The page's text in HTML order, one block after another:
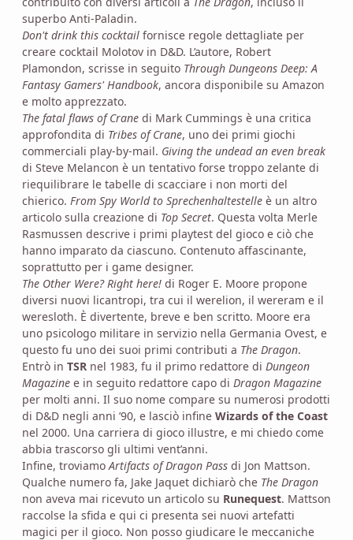
superbo Anti-Paladin.
Don't drink this cocktail fornisce regole dettagliate per
creare cocktail Molotov in D&D. L’autore, Robert
Plamondon, scrisse in seguito Through Dungeons Deep: A
Fantasy Gamers' Handbook, ancora disponibile su Amazon
e molto apprezzato.
The fatal flaws of Crane di Mark Cummings è una critica
approfondita di Tribes of Crane, uno dei primi giochi
commerciali play-by-mail. Giving the undead an even break
di Steve Melancon è un tentativo forse troppo zelante di
riequilibrare le tabelle di scacciare i non morti del
chierico. From Spy World to Sprechenhaltestelle è un altro
articolo sulla creazione di Top Secret. Questa volta Merle
Rasmussen descrive i primi playtest del gioco e ciò che
hanno imparato da ciascuno. Contenuto affascinante,
soprattutto per i game designer.
The Other Were? Right here! di Roger E. Moore propone
diversi nuovi licantropi, tra cui il werelion, il wereram e il
weresloth. È divertente, breve e ben scritto. Moore era
uno psicologo militare in servizio nella Germania Ovest, e
questo fu uno dei suoi primi contributi a The Dragon.
Entrò in TSR nel 1983, fu il primo redattore di Dungeon
Magazine e in seguito redattore capo di Dragon Magazine
per molti anni. Il suo nome compare su numerosi prodotti
di D&D negli anni ’90, e lasciò infine Wizards of the Coast
nel 2000. Una carriera di gioco illustre, e mi chiedo come
abbia trascorso gli ultimi vent’anni.
Infine, troviamoArtifacts of Dragon Pass di Jon Mattson.
Qualche numero fa, Jake Jaquet dichiarò che The Dragon
non aveva mai ricevuto un articolo su Runequest. Mattson
raccolse la sfida e qui ci presenta sei nuovi artefatti
magici per il gioco. Non posso giudicare le meccaniche